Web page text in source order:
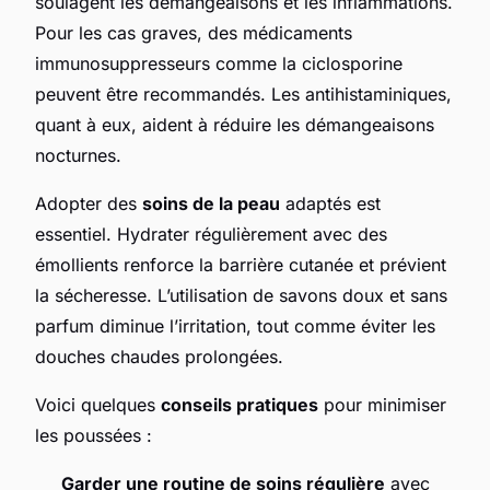
Pour les cas graves, des médicaments
immunosuppresseurs comme la ciclosporine
peuvent être recommandés. Les antihistaminiques,
quant à eux, aident à réduire les démangeaisons
nocturnes.
Adopter des soins de la peau adaptés est
essentiel. Hydrater régulièrement avec des
émollients renforce la barrière cutanée et prévient
la sécheresse. L’utilisation de savons doux et sans
parfum diminue l’irritation, tout comme éviter les
douches chaudes prolongées.
Voici quelques conseils pratiques pour minimiser
les poussées :
Garder une routine de soins régulière avec